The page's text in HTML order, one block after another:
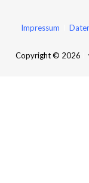
Impressum
Copyright © 2026